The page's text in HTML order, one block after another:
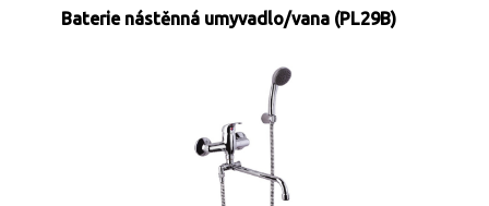
Baterie nástěnná umyvadlo/vana (PL29B)